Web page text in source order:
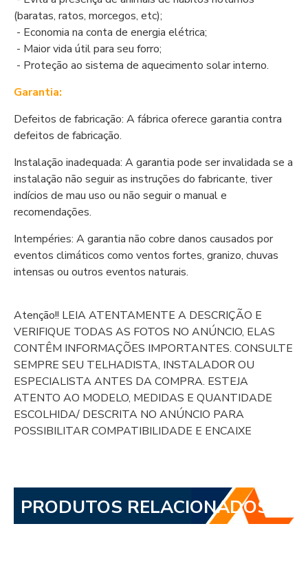
(baratas, ratos, morcegos, etc);
- Economia na conta de energia elétrica;
- Maior vida útil para seu forro;
- Proteção ao sistema de aquecimento solar interno.
Garantia:
Defeitos de fabricação: A fábrica oferece garantia contra
defeitos de fabricação.
Instalação inadequada: A garantia pode ser invalidada se a
instalação não seguir as instruções do fabricante, tiver
indícios de mau uso ou não seguir o manual e
recomendações.
Intempéries: A garantia não cobre danos causados por
eventos climáticos como ventos fortes, granizo, chuvas
intensas ou outros eventos naturais.
Atenção!! LEIA ATENTAMENTE A DESCRIÇÃO E
VERIFIQUE TODAS AS FOTOS NO ANÚNCIO, ELAS
CONTÊM INFORMAÇÕES IMPORTANTES. CONSULTE
SEMPRE SEU TELHADISTA, INSTALADOR OU
ESPECIALISTA ANTES DA COMPRA. ESTEJA
ATENTO AO MODELO, MEDIDAS E QUANTIDADE
ESCOLHIDA/ DESCRITA NO ANÚNCIO PARA
POSSIBILITAR COMPATIBILIDADE E ENCAIXE
PRODUTOS RELACIONADOS